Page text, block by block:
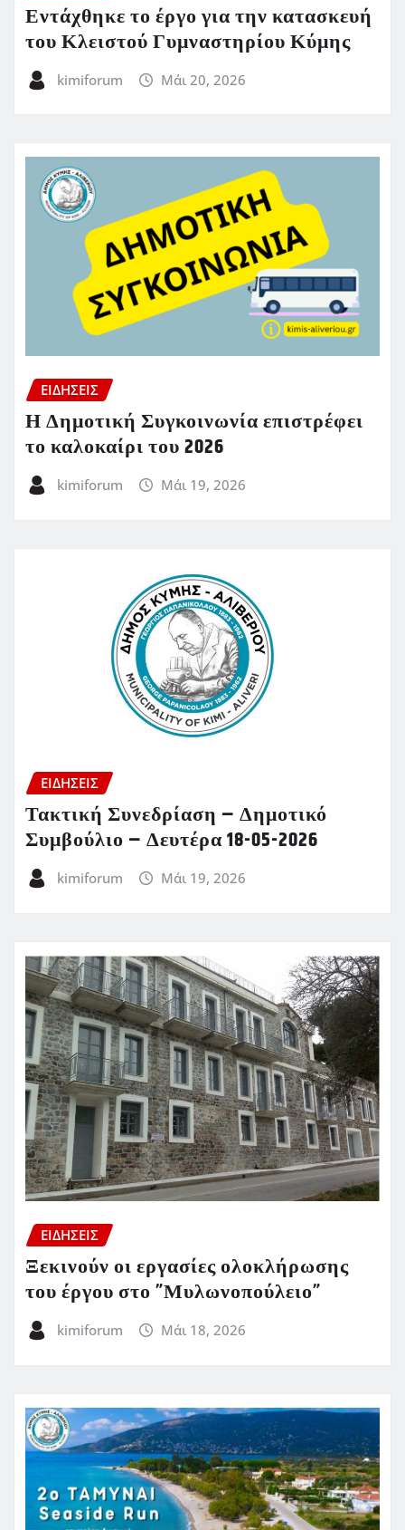
Εντάχθηκε το έργο για την κατασκευή
του Κλειστού Γυμναστηρίου Κύμης
kimiforum Μάι 20, 2026
ΕΙΔΗΣΕΙΣ
Η Δημοτική Συγκοινωνία επιστρέφει
το καλοκαίρι του 2026
kimiforum Μάι 19, 2026
ΕΙΔΗΣΕΙΣ
Τακτική Συνεδρίαση – Δημοτικό
Συμβούλιο – Δευτέρα 18-05-2026
kimiforum Μάι 19, 2026
ΕΙΔΗΣΕΙΣ
Ξεκινούν οι εργασίες ολοκλήρωσης
του έργου στο ”Μυλωνοπούλειο”
kimiforum Μάι 18, 2026